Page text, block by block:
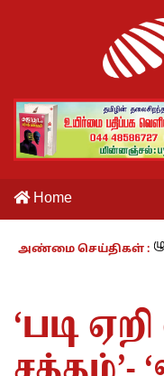
Home
அண்மை செய்திகள் :
நாம் வாழும் காலம்
‘படி